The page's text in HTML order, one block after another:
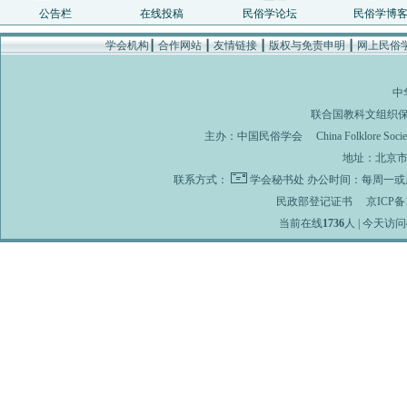
公告栏 在线投稿 民俗学论坛 民俗学博客
学会机构┃合作网站┃友情链接┃版权与免责申明┃网上民俗
中
联合国教科文组织
主办： 中国民俗学会
China Folklore
地址：北京
联系方式：
学会秘书处 办公时间：每周一
民政部登记证书
京ICP备
当前在线1736人 | 今天访问